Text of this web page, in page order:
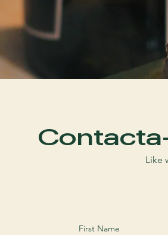
Like
First Name